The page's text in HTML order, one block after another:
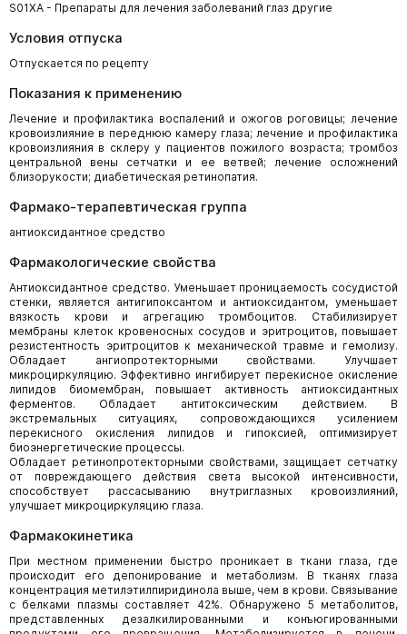
S01XA - Препараты для лечения заболеваний глаз другие
Условия отпуска
Отпускается по рецепту
Показания к применению
Лечение и профилактика воспалений и ожогов роговицы; лечение
кровоизлияние в переднюю камеру глаза; лечение и профилактика
кровоизлияния в склеру у пациентов пожилого возраста; тромбоз
центральной вены сетчатки и ее ветвей; лечение осложнений
близорукости; диабетическая ретинопатия.
Фармако-терапевтическая группа
антиоксидантное средство
Фармакологические свойства
Антиоксидантное средство. Уменьшает проницаемость сосудистой
стенки, является антигипоксантом и антиоксидантом, уменьшает
вязкость крови и агрегацию тромбоцитов. Стабилизирует
мембраны клеток кровеносных сосудов и эритроцитов, повышает
резистентность эритроцитов к механической травме и гемолизу.
Обладает ангиопротекторными свойствами. Улучшает
микроциркуляцию. Эффективно ингибирует перекисное окисление
липидов биомембран, повышает активность антиоксидантных
ферментов. Обладает антитоксическим действием. В
экстремальных ситуациях, сопровождающихся усилением
перекисного окисления липидов и гипоксией, оптимизирует
биоэнергетические процессы.
Обладает ретинопротекторными свойствами, защищает сетчатку
от повреждающего действия света высокой интенсивности,
способствует рассасыванию внутриглазных кровоизлияний,
улучшает микроциркуляцию глаза.
Фармакокинетика
При местном применении быстро проникает в ткани глаза, где
происходит его депонирование и метаболизм. В тканях глаза
концентрация метилэтилпиридинола выше, чем в крови. Связывание
с белками плазмы составляет 42%. Обнаружено 5 метаболитов,
представленных дезалкилированными и конъюгированными